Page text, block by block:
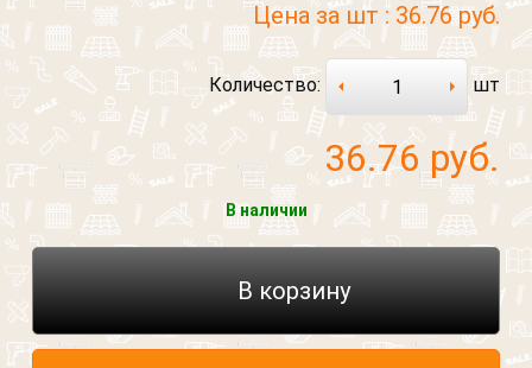
Цена за шт : 36.76 руб.
Количество: шт
36.76 руб.
В наличии
В корзину
Обратный звонок